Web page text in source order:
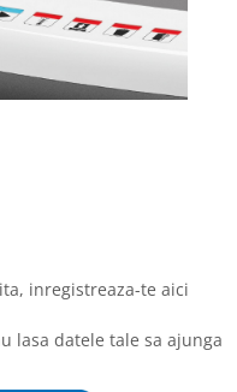
inregistreaza-te aici
lasa datele tale sa ajunga